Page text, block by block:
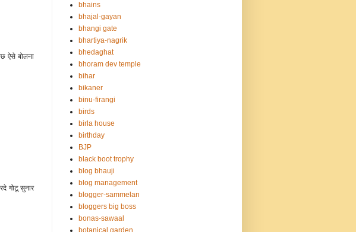
ऐसे बोलना
गोटू सुनार
bhains
bhajal-gayan
bhangi gate
bhartiya-nagrik
bhedaghat
bhoram dev temple
bihar
bikaner
binu-firangi
birds
birla house
birthday
BJP
black boot trophy
blog bhauji
blog management
blogger-sammelan
bloggers big boss
bonas-sawaal